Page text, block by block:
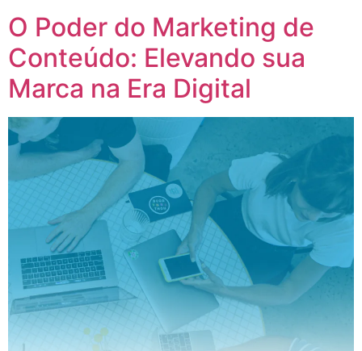
O Poder do Marketing de
Conteúdo: Elevando sua
Marca na Era Digital